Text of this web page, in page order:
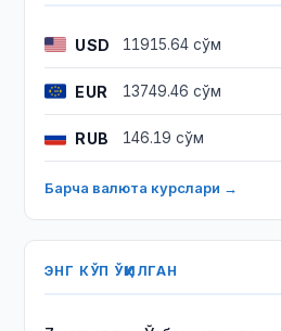
USD 11915.64 сўм
EUR 13749.46 сўм
RUB 146.19 сўм
Барча валюта курслари →
ЭНГ КЎП ЎҚИЛГАН